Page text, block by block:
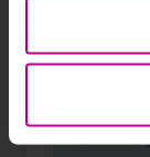
Christie &